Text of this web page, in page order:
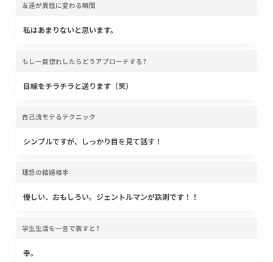
友達が異性に変わる瞬間
私はあまりないと思います。
もし一目惚れしたらどうアプローチする?
目線をチラチラと送ります（笑）
自己流モテるテクニック
シンプルですが、しっかり目を見て話す！
理想の結婚相手
優しい、おもしろい。ジェントルマンが鉄則です！！
学生生活を一言で表すと?
幸。